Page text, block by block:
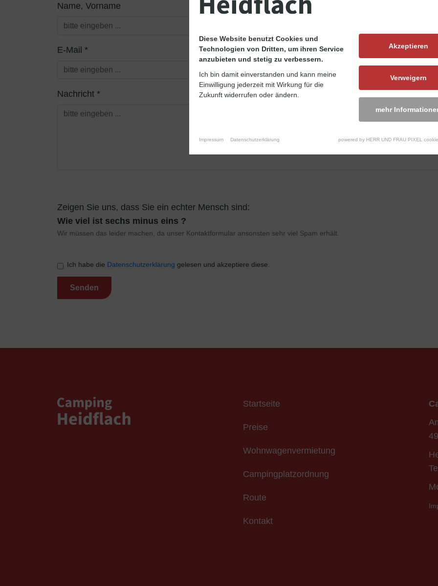
Name, Vorname
E-Mail *
Nachricht *
Zeigen Sie uns, dass Sie ein echter Mensch sind:
Wie viel ist sechs minus eins ?
Wir müssen das leider machen, da unser Kontaktformular ansonsten sehr viel Spam erhält.
Ich habe die Datenschutzerklärung gelesen und akzeptiere diese.
Senden
Startseite
Preise
Wohnwagenvermietung
Campingplatzordnung
Route
Kontakt
Diese Website benutzt Cookies und
Technologien von Dritten, um ihren Service
anzubieten und stetig zu verbessern.
Ich bin damit einverstanden und kann meine
Einwilligung jederzeit mit Wirkung für die
Zukunft widerrufen oder ändern.
Akzeptieren
Verweigern
mehr
Impressum Datenschutzerklärung powered by HERR UND FRAU PIXEL